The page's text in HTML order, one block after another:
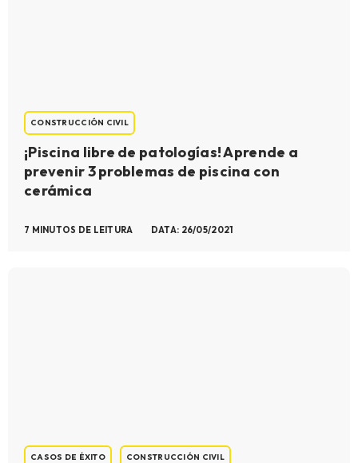
CONSTRUCCIÓN CIVIL
¡Piscina libre de patologías! Aprende a
prevenir 3 problemas de piscina con
cerámica
7 MINUTOS DE LEITURA DATA: 26/05/2021
CASOS DE ÉXITO CONSTRUCCIÓN CIVIL